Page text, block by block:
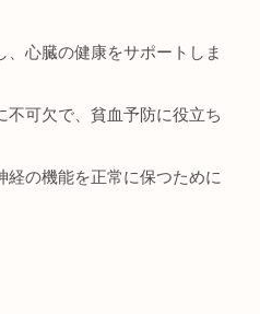
、心臓の健康をサポートしま
不可欠で、貧血予防に役立ち
経の機能を正常に保つために